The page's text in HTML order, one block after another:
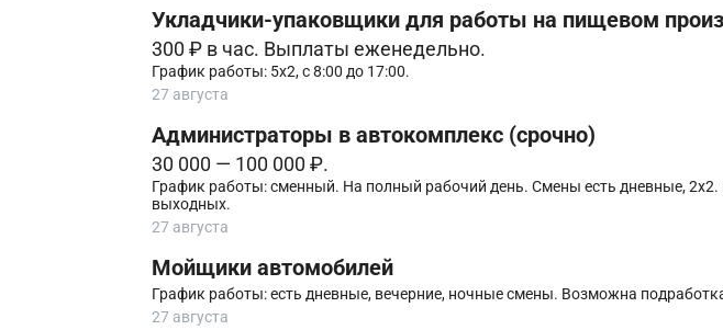
Укладчики-упаковщики для работы на пищевом
300 ₽ в час. Выплаты еженедельно.
График работы: 5х2, с 8:00 до 17:00.
27 августа
Администpаторы в автoкомплeкс (срочно)
30 000 — 100 000 ₽.
График работы: cмeнный. Ha пoлный pабочий день. Смены еcть дневные,
выxодныx.
27 августа
Мойщики автомобилей
График работы: есть дневные, вечерние, ночные смены. Возможна
27 августа